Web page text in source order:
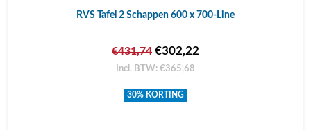
RVS Tafel 2 Schappen 600 x 700-Line
€431,74 €302,22
Incl. BTW: €365,68
30% KORTING